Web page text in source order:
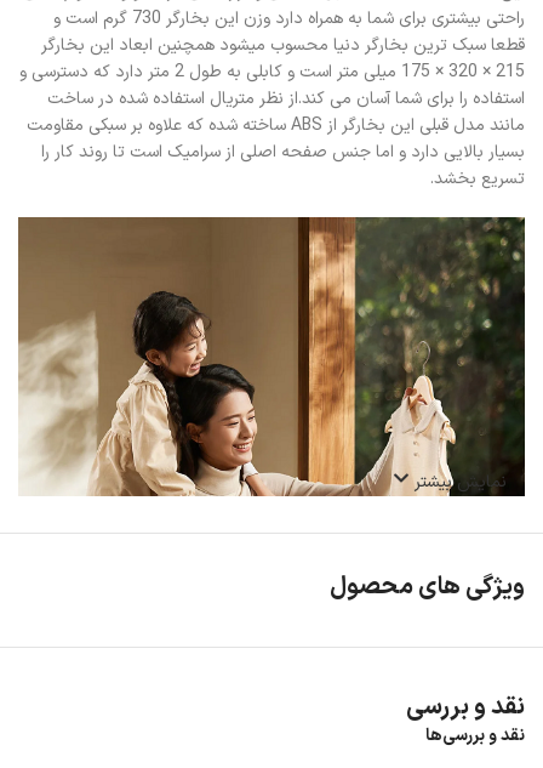
راحتی بیشتری برای شما به همراه دارد وزن این بخارگر 730 گرم است و
قطعا سبک ترین بخارگر دنیا محسوب میشود همچنین ابعاد این بخارگر
215 × 320 × 175 میلی متر است و کابلی به طول 2 متر دارد که دسترسی و
استفاده را برای شما آسان می کند.از نظر متریال استفاده شده در ساخت
مانند مدل قبلی این بخارگر از ABS ساخته شده که علاوه بر سبکی مقاومت
بسیار بالایی دارد و اما جنس صفحه اصلی از سرامیک است تا روند کار را
تسریع بخشد.
نمایش بیشتر
ویژگی های محصول
نقد و بررسی
نقد و بررسی‌ها